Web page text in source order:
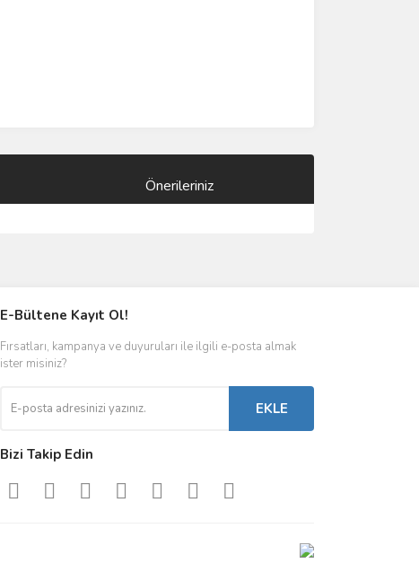
Önerileriniz
E-Bültene Kayıt Ol!
Fırsatları, kampanya ve duyuruları ile ilgili e-posta almak
ister misiniz?
EKLE
Bizi Takip Edin